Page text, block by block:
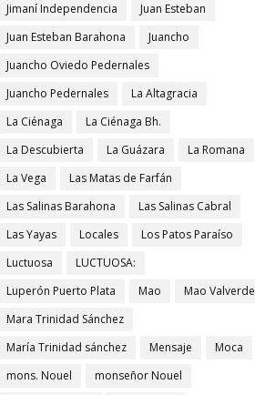
Jimaní Independencia
Juan Esteban
Juan Esteban Barahona
Juancho
Juancho Oviedo Pedernales
Juancho Pedernales
La Altagracia
La Ciénaga
La Ciénaga Bh.
La Descubierta
La Guázara
La Romana
La Vega
Las Matas de Farfán
Las Salinas Barahona
Las Salinas Cabral
Las Yayas
Locales
Los Patos Paraíso
Luctuosa
LUCTUOSA:
Luperón Puerto Plata
Mao
Mao Valverde
Mara Trinidad Sánchez
María Trinidad sánchez
Mensaje
Moca
mons. Nouel
monseñor Nouel